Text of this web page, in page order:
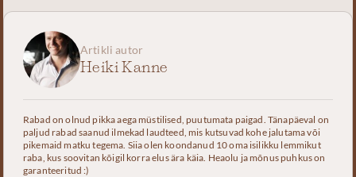
Artikli autor
Heiki Kanne
Rabad on olnud pikka aega müstilised, puutumata paigad. Tänapäeval on
paljud rabad saanud ilmekad laudteed, mis kutsuvad kohe jalutama või
pikemaid matku tegema. Siia olen koondanud 10 oma isilikku lemmikut
raba, kus soovitan kõigil korra elus ära käia. Heaolu ja mõnus puhkus on
garanteeritud :)